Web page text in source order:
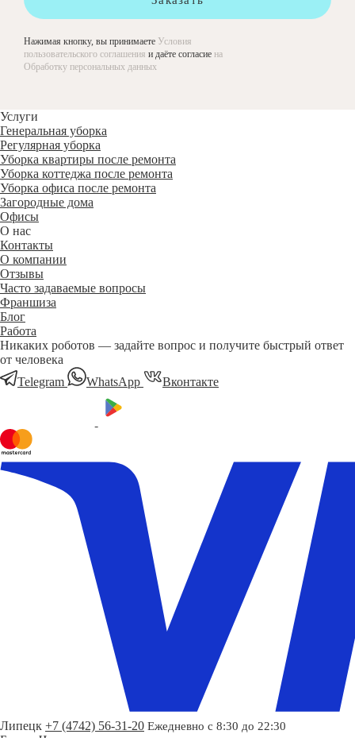
Нажимая кнопку, вы принимаете Условия
пользовательского соглашения и даёте согласие на
Обработку персональных данных
Услуги
Генеральная уборка
Регулярная уборка
Уборка квартиры после ремонта
Уборка коттеджа после ремонта
Уборка офиса после ремонта
Загородные дома
Офисы
О нас
Контакты
О компании
Отзывы
Часто задаваемые вопросы
Франшиза
Блог
Работа
Никаких роботов — задайте вопрос и получите быстрый ответ
от человека
Telegram
WhatsApp Вконтакте
Липецк +7 (4742) 56-31-20 Ежедневно с 8:30 до 22:30